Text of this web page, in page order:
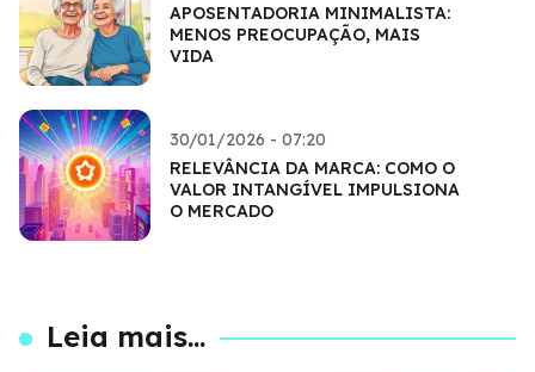
APOSENTADORIA MINIMALISTA:
MENOS PREOCUPAÇÃO, MAIS
VIDA
30/01/2026 - 07:20
RELEVÂNCIA DA MARCA: COMO O
VALOR INTANGÍVEL IMPULSIONA
O MERCADO
Leia mais...